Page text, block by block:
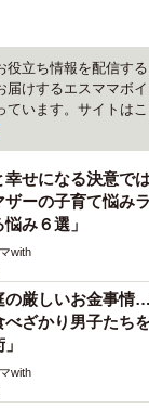
役立ち情報を配信す
届けするエスママボ
ています。サイトはこ
幸せになる決意で
ザーの子育て悩み
み６選」
with
の厳しいお金事情
ざかり男子たち
with